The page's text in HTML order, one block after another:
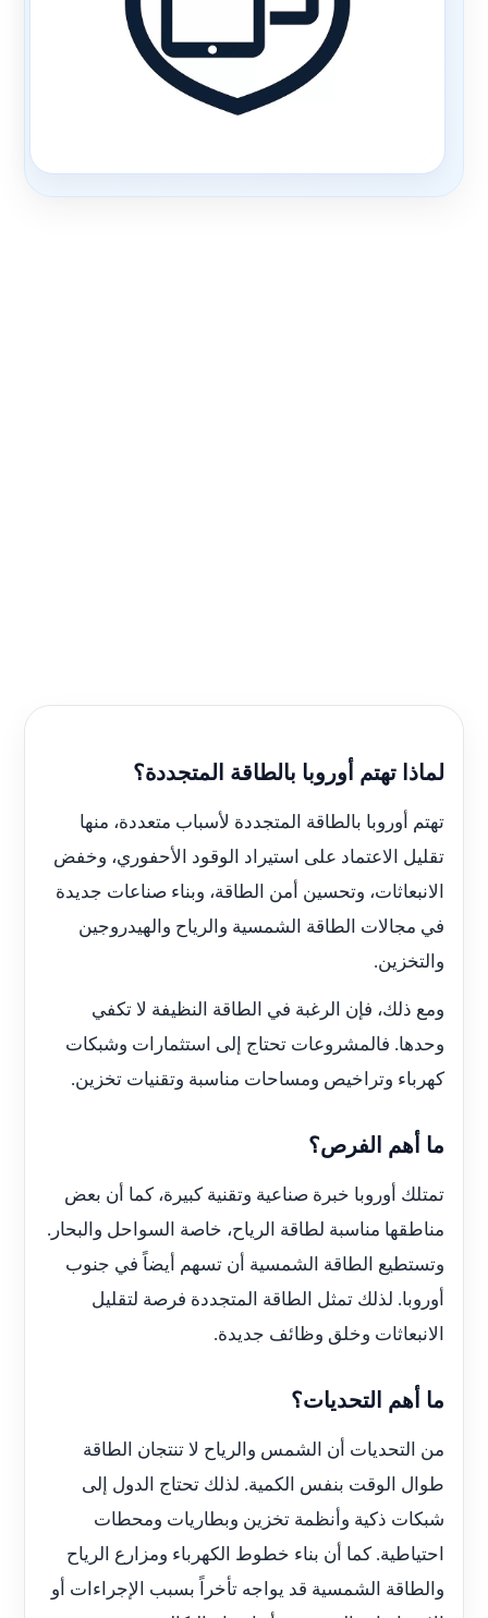
لماذا تهتم أوروبا بالطاقة المتجددة؟
تهتم أوروبا بالطاقة المتجددة لأسباب متعددة، منها
تقليل الاعتماد على استيراد الوقود الأحفوري، وخفض
الانبعاثات، وتحسين أمن الطاقة، وبناء صناعات جديدة
في مجالات الطاقة الشمسية والرياح والهيدروجين
والتخزين.
ومع ذلك، فإن الرغبة في الطاقة النظيفة لا تكفي
وحدها. فالمشروعات تحتاج إلى استثمارات وشبكات
كهرباء وتراخيص ومساحات مناسبة وتقنيات تخزين.
ما أهم الفرص؟
تمتلك أوروبا خبرة صناعية وتقنية كبيرة، كما أن بعض
مناطقها مناسبة لطاقة الرياح، خاصة السواحل والبحار.
وتستطيع الطاقة الشمسية أن تسهم أيضاً في جنوب
أوروبا. لذلك تمثل الطاقة المتجددة فرصة لتقليل
الانبعاثات وخلق وظائف جديدة.
ما أهم التحديات؟
من التحديات أن الشمس والرياح لا تنتجان الطاقة
طوال الوقت بنفس الكمية. لذلك تحتاج الدول إلى
شبكات ذكية وأنظمة تخزين وبطاريات ومحطات
احتياطية. كما أن بناء خطوط الكهرباء ومزارع الرياح
والطاقة الشمسية قد يواجه تأخراً بسبب الإجراءات أو